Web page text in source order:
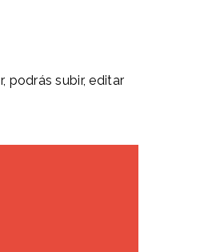
podrás subir, editar